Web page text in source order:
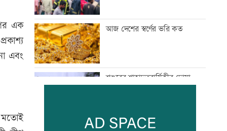
এক
এবং
মতোই
আজ দেশের স্বর্ণের ভরি কত
শ্বশুরের শাহাদতবার্ষিকীর দোয়া
প্রাইম মিনিস্টার গোল্ডকাপ ফুটবল